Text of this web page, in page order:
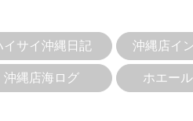
イサイ沖縄日記 沖縄店イ
沖縄店海ログ ホエー
の様子や海況を確認し、ガイド